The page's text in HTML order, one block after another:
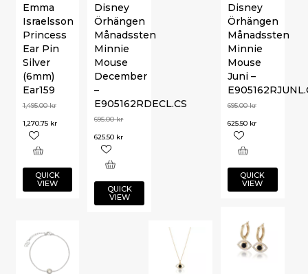
Emma
Israelsson
Princess
Ear Pin
Silver
(6mm)
Ear159
1,495.00kr
1,270.75 kr
QUICK
VIEW
Disney
Örhängen
Månadssten
Minnie
Mouse
Juni –
695.00kr
625.50 kr
QUICK
VIEW
Disney
Örhängen
Månadssten
Minnie
Mouse
December
–
E905162RDECL.CS
695.00kr
625.50 kr
QUICK
VIEW